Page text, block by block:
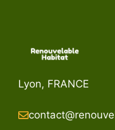
Lyon, FRANCE